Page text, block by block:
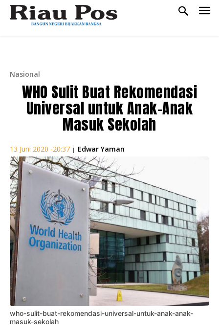
Nasional
WHO Sulit Buat Rekomendasi
Universal untuk Anak-Anak
Masuk Sekolah
13 Juni 2020 -20:37 | Edwar Yaman
who-sulit-buat-rekomendasi-universal-untuk-anak-anak-
masuk-sekolah